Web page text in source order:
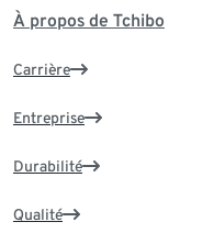
À propos de Tchibo
Carrière
Entreprise
Durabilité
Qualité